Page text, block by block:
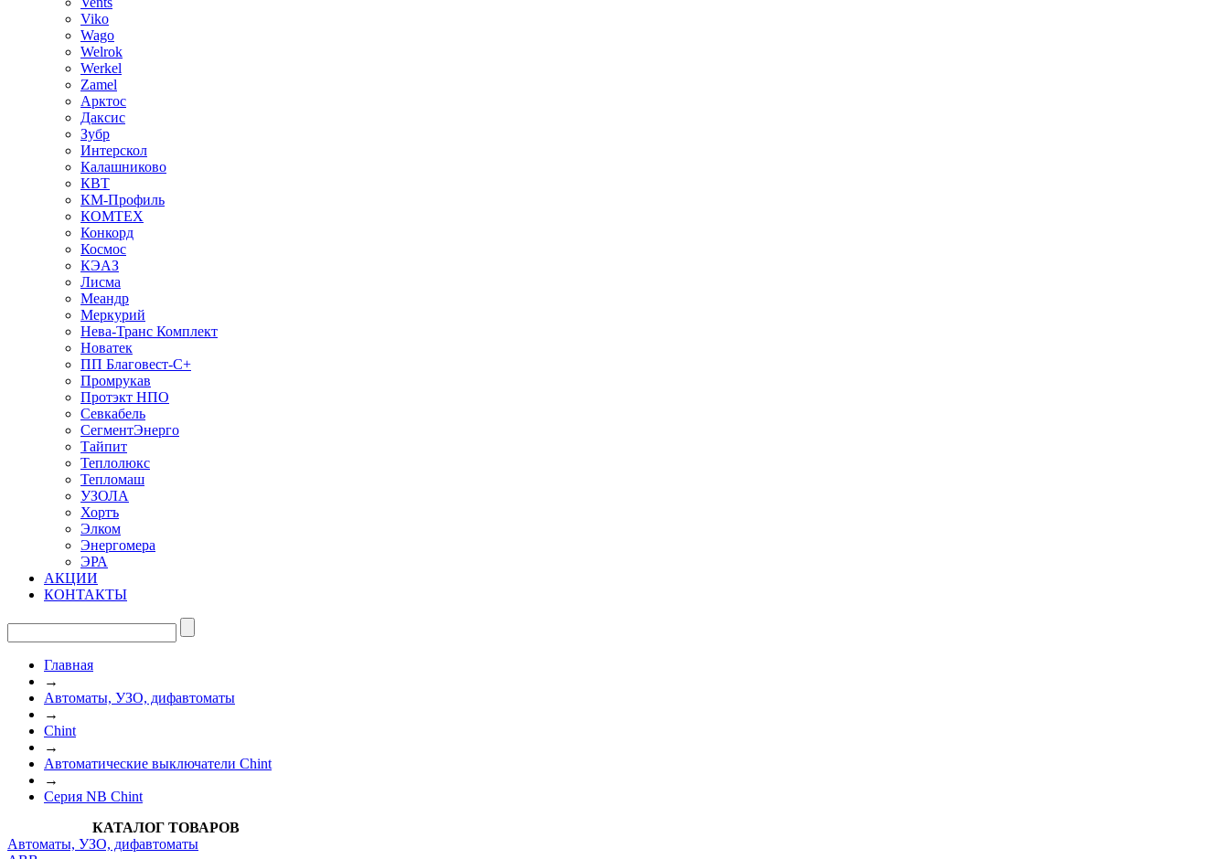
Viko
Wago
Welrok
Werkel
Zamel
Арктос
Даксис
Зубр
Интерскол
Калашниково
КВТ
КМ-Профиль
КОМТЕХ
Конкорд
Космос
КЭАЗ
Лисма
Меандр
Меркурий
Нева-Транс Комплект
Новатек
ПП Благовест-С+
Промрукав
Протэкт НПО
Севкабель
СегментЭнерго
Тайпит
Теплолюкс
Тепломаш
УЗОЛА
Хортъ
Элком
Энергомера
ЭРА
АКЦИИ
КОНТАКТЫ
Главная
→
Автоматы, УЗО, дифавтоматы
→
Chint
→
Автоматические выключатели Chint
→
Серия NB Chint
КАТАЛОГ ТОВАРОВ
Автоматы, УЗО, дифавтоматы